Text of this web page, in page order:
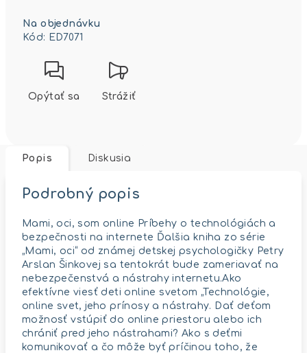
cena:
Na objednávku
Kód: ED7071
Opýtať sa Strážiť
Popis Diskusia
Podrobný popis
Mami, oci, som online Príbehy o technológiách a
bezpečnosti na internete Ďalšia kniha zo série
„Mami, oci“ od známej detskej psychologičky Petry
Arslan Šinkovej sa tentokrát bude zameriavať na
nebezpečenstvá a nástrahy internetu.Ako
efektívne viesť deti online svetom „Technológie,
online svet, jeho prínosy a nástrahy. Dať deťom
možnosť vstúpiť do online priestoru alebo ich
chrániť pred jeho nástrahami? Ako s deťmi
komunikovať a čo môže byť príčinou toho, že